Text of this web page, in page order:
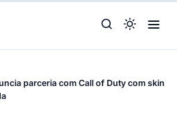
parceria com Call of Duty com skin